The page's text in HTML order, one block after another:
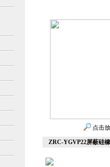
点击
ZRC-YGVP22屏蔽硅